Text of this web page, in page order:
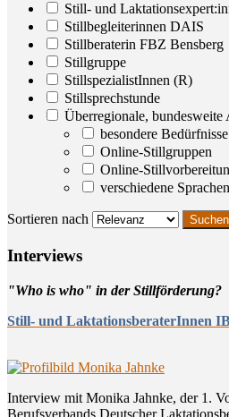
Still- und
Stillbegleiterinnen DAIS
Stillberaterin FBZ Bensberg
Stillgruppe
StillspezialistInnen (R)
Stillsprechstunde
Überregionale, bundesweite
besondere Bedürfnisse
Online-Stillgruppen
Online-
verschiedene Sprachen
Sortieren nach
Inter­views
"Who is who" in der Stillförderung?
Still- und LaktationsberaterInnen
Interview mit Monika Jahnke, der 1.
Berufsverbands Deutscher